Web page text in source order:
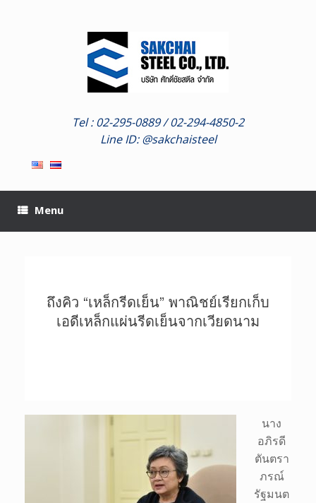
Tel : 02-295-0889 / 02-294-4850-2
Line ID: @sakchaisteel
Menu
ถึงคิว “เหล็กรีดเย็น” พาณิชย์เรียกเก็บ
เอดีเหล็กแผ่นรีดเย็นจากเวียดนาม
นาง
อภิรดี
ตันตรา
ภรณ์
รัฐมนต